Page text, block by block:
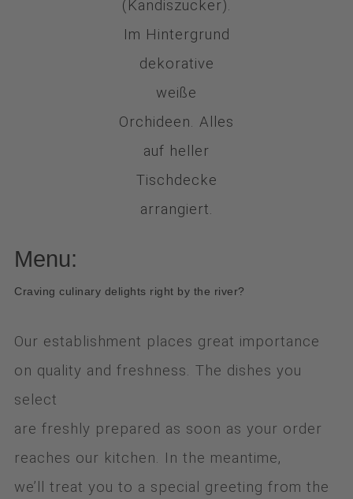
Menu:
Craving culinary delights right by the river?
Our establishment places great importance
on quality and freshness. The dishes you
select
are freshly prepared as soon as your order
reaches our kitchen. In the meantime,
we’ll treat you to a special greeting from the